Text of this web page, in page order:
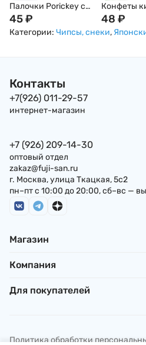
Палочки Porickey с
картофелем и
беконом, 16г,
Япония
45₽
Конфеты
Hong Tai
шипучкой,
48 ₽
Категории: Чипсы, снеки,
Контакты
+7(926) 011-29-57
интернет-магазин
+7 (926) 209-14-30
оптовый отдел
zakaz@fuji-san.ru
г. Москва, улица Ткацкая, 5с2
пн–пт с 10:00 до 20:00, сб–вс —
Магазин
Компания
Для покупателей
Политика обработки